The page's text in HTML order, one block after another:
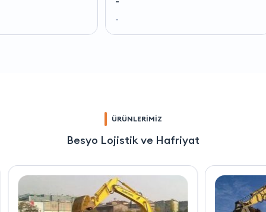
ÜRÜNLERİMİZ
Besyo Lojistik ve Hafriyat